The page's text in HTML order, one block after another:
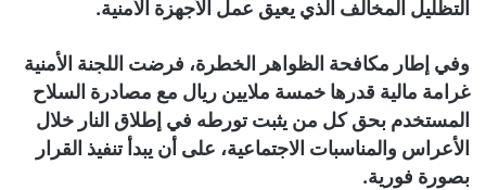
التظليل المخالف الذي يعيق عمل الأجهزة الأمنية.
وفي إطار مكافحة الظواهر الخطرة، فرضت اللجنة الأمنية
غرامة مالية قدرها خمسة ملايين ريال مع مصادرة السلاح
المستخدم بحق كل من يثبت تورطه في إطلاق النار خلال
الأعراس والمناسبات الاجتماعية، على أن يبدأ تنفيذ القرار
بصورة فورية.